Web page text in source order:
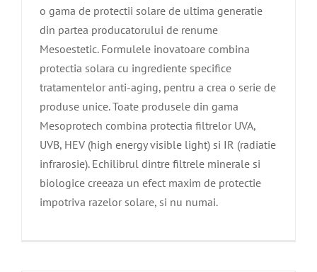
o gama de protectii solare de ultima generatie
din partea producatorului de renume
Mesoestetic. Formulele inovatoare combina
protectia solara cu ingrediente specifice
tratamentelor anti-aging, pentru a crea o serie de
produse unice. Toate produsele din gama
Mesoprotech combina protectia filtrelor UVA,
UVB, HEV (high energy visible light) si IR (radiatie
infrarosie). Echilibrul dintre filtrele minerale si
biologice creeaza un efect maxim de protectie
impotriva razelor solare, si nu numai.